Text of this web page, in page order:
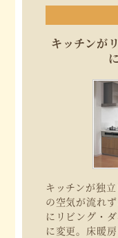
キッチンが
キッチンが独
の空気が流れ
にリビング・
に変更。床暖房